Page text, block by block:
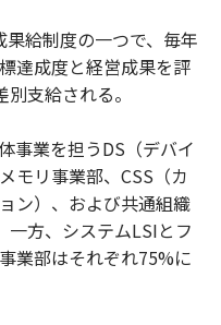
給制度の一つで、毎年
達成度と経営成果を評
支給される。
事業を担うDS（デバイ
モリ事業部、CSS（カ
ン）、および共通組織
方、システムLSIとフ
業部はそれぞれ75%に